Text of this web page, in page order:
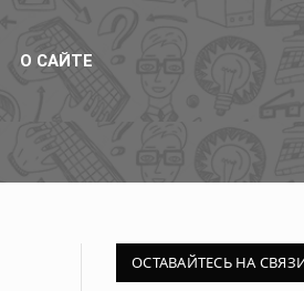
О САЙТЕ
ОСТАВАЙТЕСЬ НА